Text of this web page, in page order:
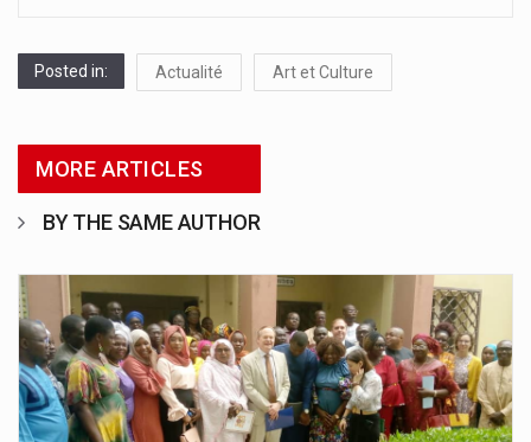
Posted in: Actualité Art et Culture
MORE ARTICLES
BY THE SAME AUTHOR